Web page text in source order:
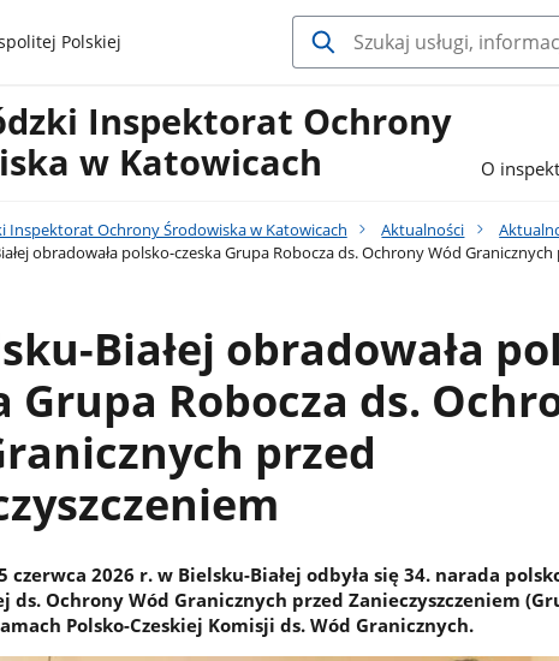
Polskiej
Inspektorat Ochrony
w Katowicach
O
Inspektorat Ochrony Środowiska w Katowicach Aktualności
obradowała polsko-czeska Grupa Robocza ds. Ochrony Wód
Białej obradowała
Grupa Robocza ds.
przed
czerwca 2026 r. w Bielsku-Białej odbyła się 34. narada
ds. Ochrony Wód Granicznych przed Zanieczyszczeniem
Polsko-Czeskiej Komisji ds. Wód Granicznych.